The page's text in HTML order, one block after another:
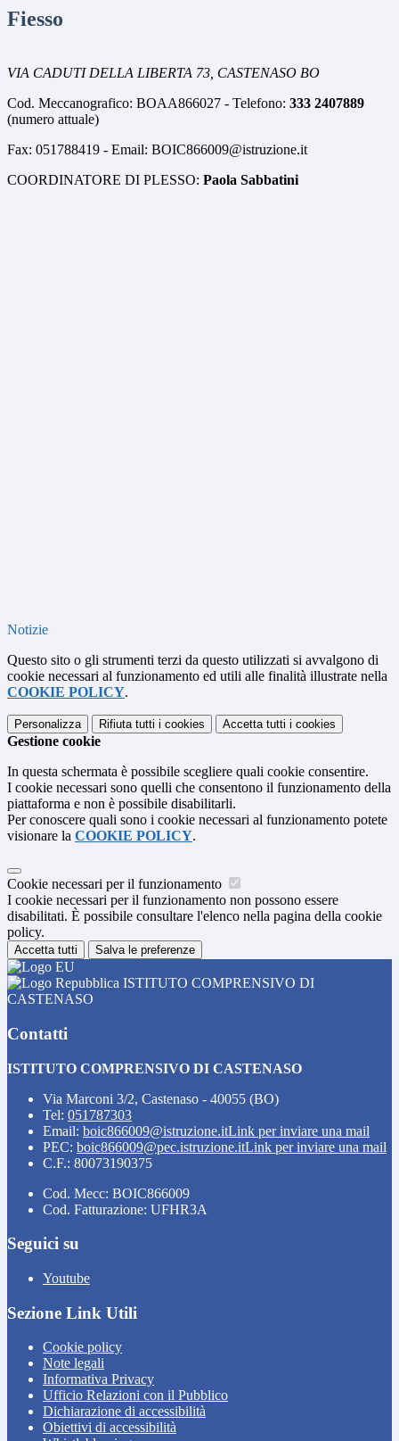
Fiesso
VIA CADUTI DELLA LIBERTA 73, CASTENASO BO
Cod. Meccanografico: BOAA866027 - Telefono: 333 2407889
(numero attuale)
Fax: 051788419 - Email: BOIC866009@istruzione.it
COORDINATORE DI PLESSO: Paola Sabbatini
Notizie
Questo sito o gli strumenti terzi da questo utilizzati si avvalgono di
cookie necessari al funzionamento ed utili alle finalità illustrate nella
COOKIE POLICY.
Personalizza Rifiuta tutti i cookies Accetta tutti i cookies
Gestione cookie
In questa schermata è possibile scegliere quali cookie consentire.
I cookie necessari sono quelli che consentono il funzionamento della
piattaforma e non è possibile disabilitarli.
Per conoscere quali sono i cookie necessari al funzionamento potete
visionare la COOKIE POLICY.
Cookie necessari per il funzionamento
I cookie necessari per il funzionamento non possono essere
disabilitati. È possibile consultare l'elenco nella pagina della cookie
policy.
Accetta tutti Salva le preferenze
ISTITUTO COMPRENSIVO DI
CASTENASO
Contatti
ISTITUTO COMPRENSIVO DI CASTENASO
Via Marconi 3/2, Castenaso - 40055 (BO)
Tel: 051787303
Email: boic866009@istruzione.itLink per inviare una mail
PEC: boic866009@pec.istruzione.itLink per inviare una mail
C.F.: 80073190375
Cod. Mecc: BOIC866009
Cod. Fatturazione: UFHR3A
Seguici su
Youtube
Sezione Link Utili
Cookie policy
Note legali
Informativa Privacy
Ufficio Relazioni con il Pubblico
Dichiarazione di accessibilità
Obiettivi di accessibilità